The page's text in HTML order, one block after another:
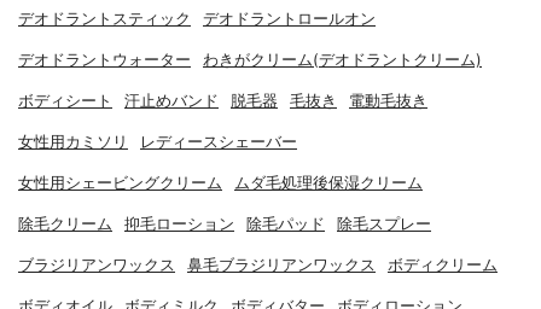
デオドラントスティック デオドラントロールオン
デオドラントウォーター わきがクリーム(デオドラントクリーム)
ボディシート 汗止めバンド 脱毛器 毛抜き 電動毛抜き
女性用カミソリ レディースシェーバー
女性用シェービングクリーム ムダ毛処理後保湿クリーム
除毛クリーム 抑毛ローション 除毛パッド 除毛スプレー
ブラジリアンワックス 鼻毛ブラジリアンワックス ボディクリーム